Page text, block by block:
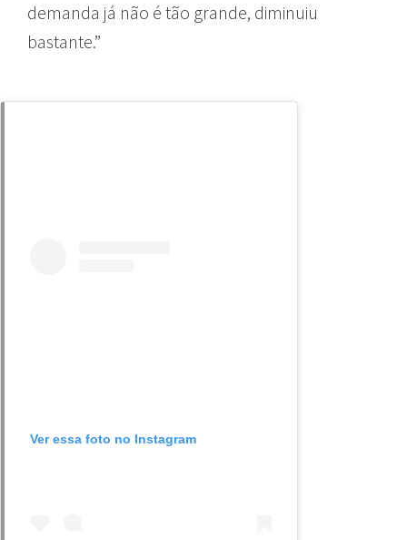
demanda já não é tão grande, diminuiu
bastante.”
Ver essa foto no Instagram